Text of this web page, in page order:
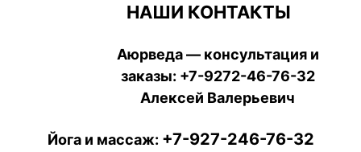
НАШИ КОНТАКТЫ
Аюрведа — консультация и
заказы: +7-9272-46-76-32
Алексей Валерьевич
Йога и массаж: +7-927-246-76-32